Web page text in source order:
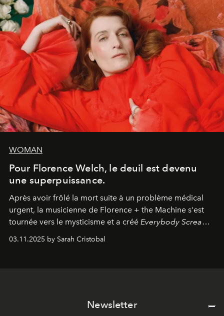
WOMAN
Pour Florence Welch, le deuil est devenu
une superpuissance.
Après avoir frôlé la mort suite à un problème médical
urgent, la musicienne de Florence + the Machine s'est
tournée vers le mysticisme et a créé Everybody Scream
l'un de ses albums les plus profonds à ce jour.
03.11.2025 by Sarah Cristobal
Newsletter